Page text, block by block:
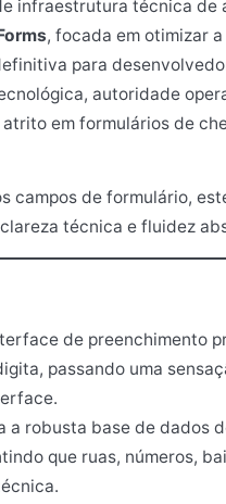
infraestrutura técnica de
, focada em otimizar
para
autoridade
em formulários de
campos de formulário,
técnica e fluidez
de preenchimento
passando uma
a robusta base de dados
que ruas, números,